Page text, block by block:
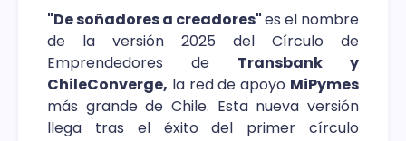
"De soñadores a creadores"es el nombre
de la versión 2025 del Círculo de
Emprendedores de Transbank y
ChileConverge, la red de apoyo MiPymes
más grande de Chile. Esta nueva versión
llega tras el éxito del primer círculo